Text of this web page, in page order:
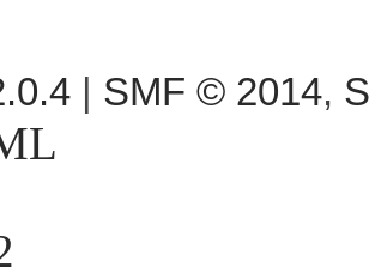
| SMF © 2014,